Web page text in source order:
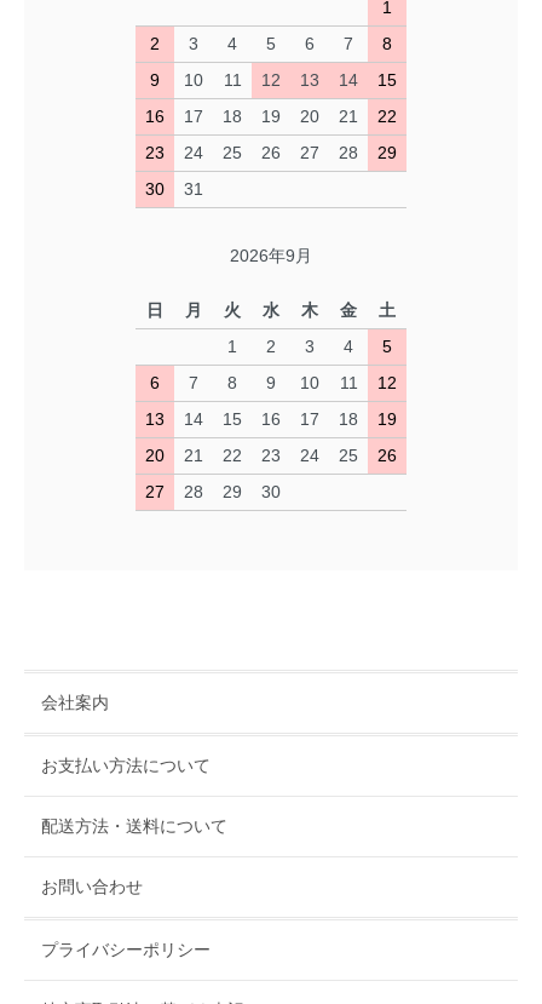
1
2
3 4 5 6 7
8
9
10 11 12 13 14
15
16
17 18 19 20 21
22
23
24 25 26 27 28
29
30
31
2026年9月
日 月 火 水 木 金
土
1
2 3 4
5
6
7 8 9 10 11
12
13
14 15 16 17 18
19
20
21 22 23 24 25
26
27
28 29 30
会社案内
お支払い方法について
配送方法・送料について
お問い合わせ
プライバシーポリシー